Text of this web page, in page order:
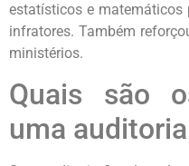
estatísticos e matemáticos
infratores. Também
ministérios.
Quais são
uma